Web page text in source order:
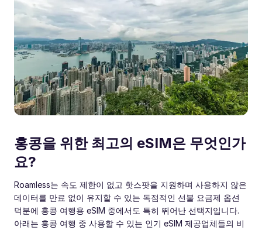
홍콩을 위한 최고의 eSIM은 무엇인가
요?
Roamless는 속도 제한이 없고 핫스팟을 지원하며 사용하지 않은
데이터를 만료 없이 유지할 수 있는 독점적인 선불 요금제 옵션
덕분에 홍콩 여행용 eSIM 중에서도 특히 뛰어난 선택지입니다.
아래는 홍콩 여행 중 사용할 수 있는 인기 eSIM 제공업체들의 비